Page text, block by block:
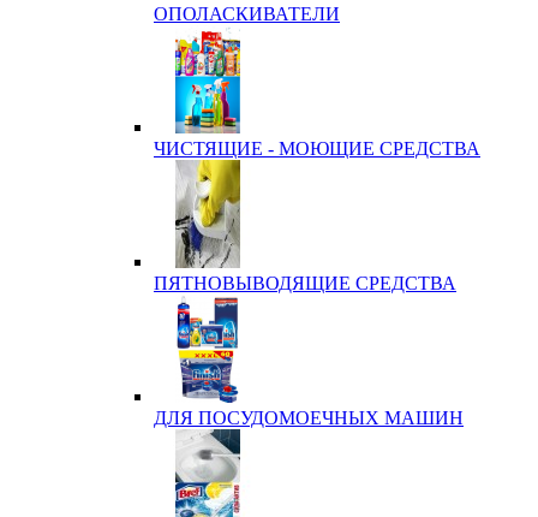
ОПОЛАСКИВАТЕЛИ
ЧИСТЯЩИЕ - МОЮЩИЕ СРЕДСТВА
ПЯТНОВЫВОДЯЩИЕ СРЕДСТВА
ДЛЯ ПОСУДОМОЕЧНЫХ МАШИН